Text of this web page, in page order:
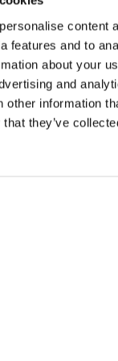
content
features and to
about your
and
other information
they’ve
nog
zien in
markt die het
directeur
Aerofilm
en met veel
van
om te vertellen
te komen.